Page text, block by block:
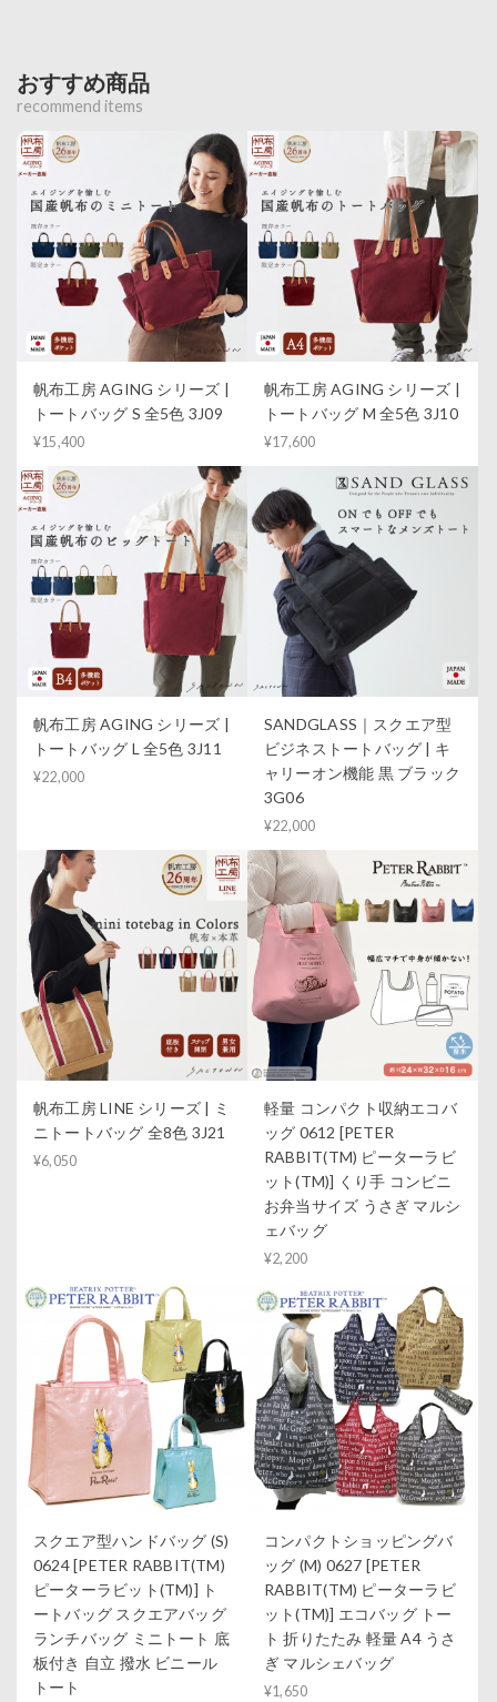
おすすめ商品
recommend items
帆布工房 AGING シリーズ |
トートバッグ S 全5色 3J09
¥15,400
帆布工房 AGING シリーズ |
トートバッグ M 全5色 3J10
¥17,600
帆布工房 AGING シリーズ |
トートバッグ L 全5色 3J11
¥22,000
SANDGLASS｜スクエア型
ビジネストートバッグ | キ
ャリーオン機能 黒 ブラック
3G06
¥22,000
帆布工房 LINE シリーズ | ミ
ニトートバッグ 全8色 3J21
¥6,050
軽量 コンパクト収納エコバ
ッグ 0612 [PETER
RABBIT(TM) ピーターラビ
ット(TM)] くり手 コンビニ
お弁当サイズ うさぎ マルシ
ェバッグ
¥2,200
スクエア型ハンドバッグ (S)
0624 [PETER RABBIT(TM)
ピーターラビット(TM)] ト
ートバッグ スクエアバッグ
ランチバッグ ミニトート 底
板付き 自立 撥水 ビニール
トート
コンパクトショッピングバ
ッグ (M) 0627 [PETER
RABBIT(TM) ピーターラビ
ット(TM)] エコバッグ トー
ト 折りたたみ 軽量 A4 うさ
ぎ マルシェバッグ
¥1,650